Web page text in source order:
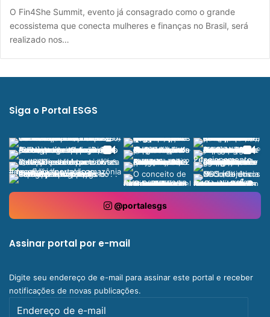
O Fin4She Summit, evento já consagrado como o grande
ecossistema que conecta mulheres e finanças no Brasil, será
realizado nos…
Siga o Portal ESGS
@portalesgs
Assinar portal por e-mail
Digite seu endereço de e-mail para assinar este portal e receber
notificações de novas publicações.